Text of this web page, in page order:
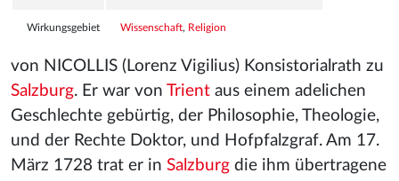
Wirkungsgebiet Wissenschaft, Religion
von NICOLLIS (Lorenz Vigilius) Konsistorialrath zu
Salzburg. Er war von Trient aus einem adelichen
Geschlechte gebürtig, der Philosophie, Theologie,
und der Rechte Doktor, und Hofpfalzgraf. Am 17.
März 1728 trat er in Salzburg die ihm übertragene